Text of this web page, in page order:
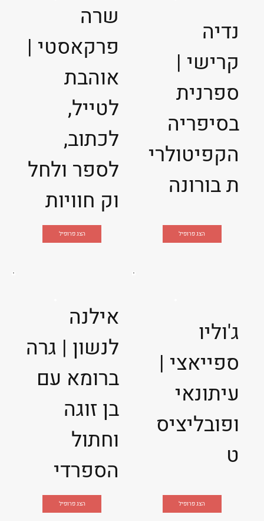
שרה
פרקאסטי |
אוהבת
לטייל,
לכתוב,
לספר ולחל
וק חוויות
הצג פרופיל
נדיה
קרישי |
ספרנית
בסיפריה
הקפיטולרי
ת בורונה
הצג פרופיל
אילנה
לנשון | גרה
ברומא עם
בן זוגה
וחתול
הספרדי
הצג פרופיל
ג'וליו
ספייאצי |
עיתונאי
ופובליציס
ט
הצג פרופיל